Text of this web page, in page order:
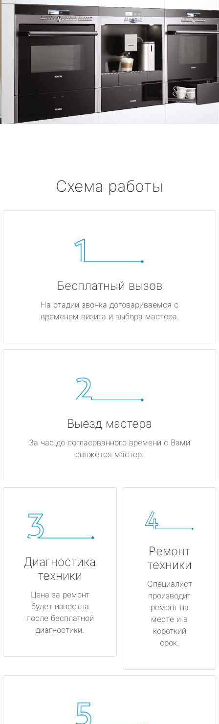
Схема работы
Бесплатный вызов
На стадии звонка договариваемся с
временем визита и выбора мастера.
Выезд мастера
За час до согласованного времени с Вами
свяжется мастер.
Диагностика
техники
Цена за ремонт
будет известна
после бесплатной
диагностики.
Ремонт
техники
Специалист
производит
ремонт на
месте и в
короткий
срок.